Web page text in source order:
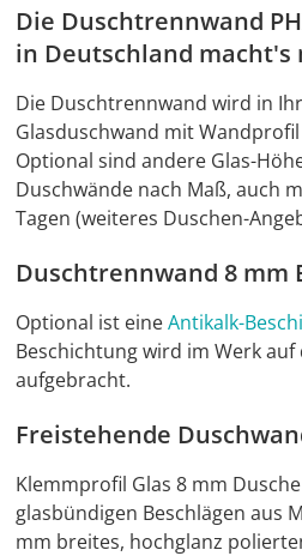
Die Duschtrennwand
in Deutschland macht's
Die Duschtrennwand wird in
Glasduschwand mit
Optional sind andere Glas-
Duschwände nach Maß, auch
Tagen (weiteres Duschen-
Duschtrennwand 8 mm
Optional ist eineAntikalk-
Beschichtung wird im Werk
aufgebracht.
Freistehende
Klemmprofil Glas 8 mm
glasbündigen Beschlägen aus
mm breites, hochglanz